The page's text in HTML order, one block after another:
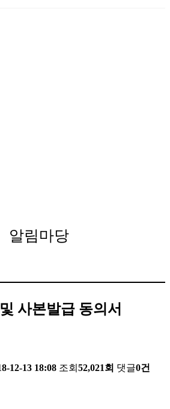
알림마당
사본발급 동의서
12-13 18:08 조회 52,021회 댓글0건